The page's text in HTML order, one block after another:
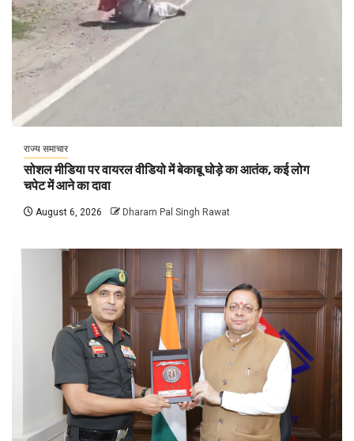
राज्य समाचार
सोशल मीडिया पर वायरल वीडियो में बेकाबू घोड़े का आतंक, कई लोग
चपेट में आने का दावा
August 6, 2026 Dharam Pal Singh Rawat